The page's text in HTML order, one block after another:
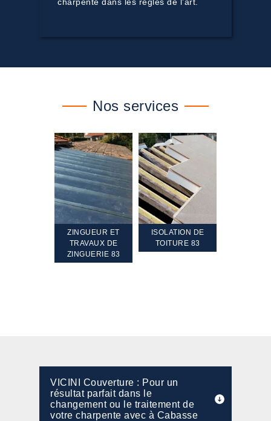
Nos services
ZINGUEUR ET
TRAVAUX DE
ZINGUERIE 83
ISOLATION DE
TOITURE 83
VICINI Couverture : Pour un
résultat parfait dans le
changement ou le traitement de
votre charpente avec à Cabasse